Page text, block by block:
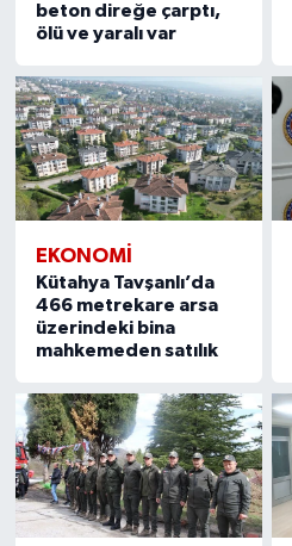
beton direğe çarptı,
ölü ve yaralı var
EKONOMI
Kütahya Tavşanlı’da
466 metrekare arsa
üzerindeki bina
mahkemeden satılık